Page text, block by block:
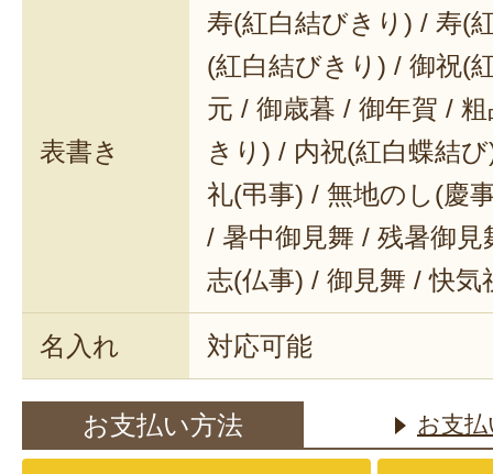
表書き
寿(紅白結びきり) / 寿(
(紅白結びきり) / 御祝(
元 / 御歳暮 / 御年賀 /
きり) / 内祝(紅白蝶結
礼(弔事) / 無地のし(慶
/ 暑中御見舞 / 残暑御
志(仏事) / 御見舞 / 快気
名入れ 対応可能
お支払い方法 お支